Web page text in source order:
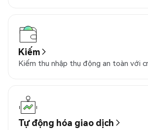
Kiếm
Kiếm thu nhập thụ động an toàn với
Tự động hóa giao dịch